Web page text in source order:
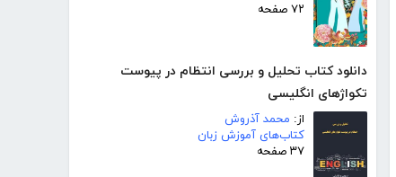
۷۲ صفحه
دانلود کتاب تحلیل و بررسی انتظام در پیوست
تکواژهای انگلیسی
از: محمد آذروش
کتاب‌های آموزش زبان
۳۷ صفحه